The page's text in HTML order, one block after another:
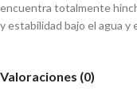
encuentra totalmente
y estabilidad bajo el agua y
Valoraciones (0)